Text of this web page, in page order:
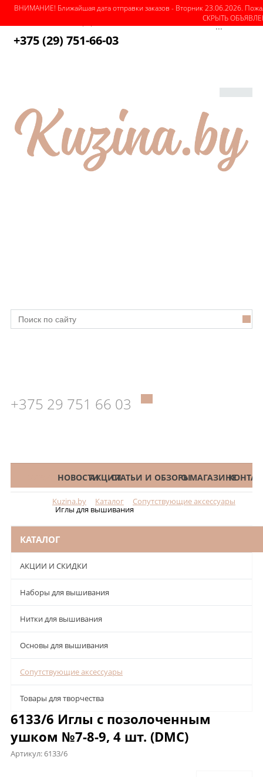
Доставка ...
+375 (29) 751-66-03
ВНИМАНИЕ! Ближайшая дата отправки заказов - Вторник 23.06.2026.
СКРЫТЬ
+375 29 751 66 03
КАТАЛОГНОВОСТИАКЦИИСТАТЬИ И ОБЗОРЫО МАГАЗИНЕ
Kuzina.by Каталог Сопутствующие аксессуары
Иглы для вышивания
КАТАЛОГ
АКЦИИ И СКИДКИ
Наборы для вышивания
Нитки для вышивания
Основы для вышивания
Сопутствующие аксессуары
Товары для творчества
6133/6 Иглы с позолоченным
ушком №7-8-9, 4 шт. (DMC)
Артикул:6133/6